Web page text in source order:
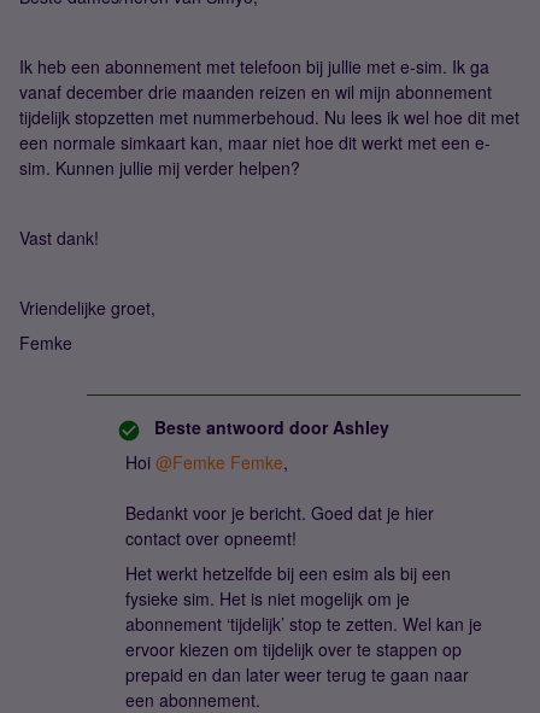
Ik heb een abonnement met telefoon bij jullie met e-sim. Ik ga
vanaf december drie maanden reizen en wil mijn abonnement
tijdelijk stopzetten met nummerbehoud. Nu lees ik wel hoe dit met
een normale simkaart kan, maar niet hoe dit werkt met een e-
sim. Kunnen jullie mij verder helpen?
Vast dank!
Vriendelijke groet,
Femke
Beste antwoord door Ashley
Hoi @Femke Femke,
Bedankt voor je bericht. Goed dat je hier
contact over opneemt!
Het werkt hetzelfde bij een esim als bij een
fysieke sim. Het is niet mogelijk om je
abonnement ‘tijdelijk’ stop te zetten. Wel kan je
ervoor kiezen om tijdelijk over te stappen op
prepaid en dan later weer terug te gaan naar
een abonnement.